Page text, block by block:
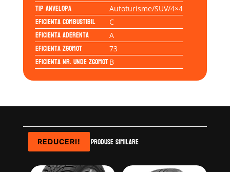
Tip anvelopa Autoturisme/SUV/4×4
Eficienta Combustibil C
Eficienta Aderenta A
Eficienta Zgomot 73
Eficienta Nr. Unde ZgomotB
Produse similare
REDUCERI!
REDUCERI!
REDUCERI!
REDUCERI!